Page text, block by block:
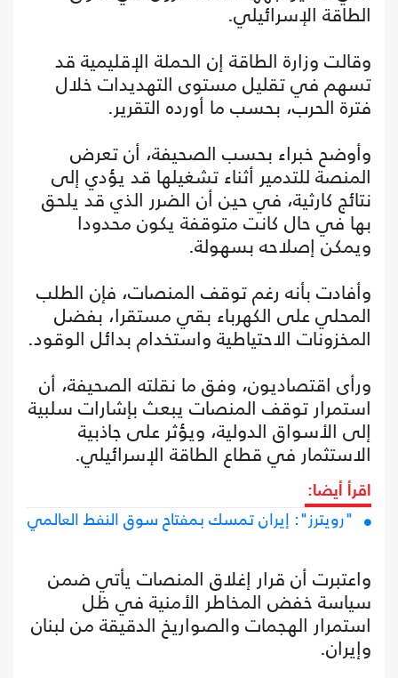
الطاقة الإسرائيلي.
وقالت وزارة الطاقة إن الحملة الإقليمية قد
تسهم في تقليل مستوى التهديدات خلال
فترة الحرب، بحسب ما أورده التقرير.
وأوضح خبراء بحسب الصحيفة، أن تعرض
المنصة للتدمير أثناء تشغيلها قد يؤدي إلى
نتائج كارثية، في حين أن الضرر الذي قد يلحق
بها في حال كانت متوقفة يكون محدودا
ويمكن إصلاحه بسهولة.
وأفادت بأنه رغم توقف المنصات، فإن الطلب
المحلي على الكهرباء بقي مستقرا، بفضل
المخزونات الاحتياطية واستخدام بدائل الوقود.
ورأى اقتصاديون، وفق ما نقلته الصحيفة، أن
استمرار توقف المنصات يبعث بإشارات سلبية
إلى الأسواق الدولية، ويؤثر على جاذبية
الاستثمار في قطاع الطاقة الإسرائيلي.
اقرأ أيضا:
"رويترز": إيران تمسك بمفتاح سوق النفط العالمي
واعتبرت أن قرار إغلاق المنصات يأتي ضمن
سياسة خفض المخاطر الأمنية في ظل
استمرار الهجمات والصواريخ الدقيقة من لبنان
وإيران.